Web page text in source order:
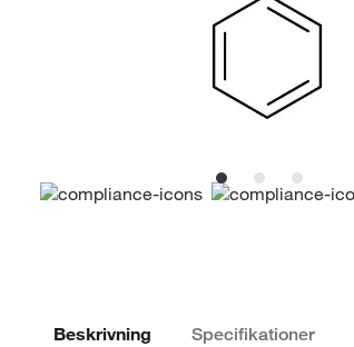
Beskrivning Specifikationer